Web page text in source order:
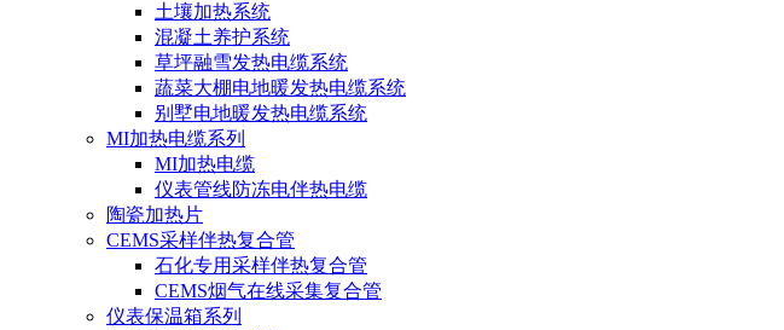
土壤加热系统
混凝土养护系统
草坪融雪发热电缆系统
蔬菜大棚电地暖发热电缆系统
别墅电地暖发热电缆系统
MI加热电缆系列
MI加热电缆
仪表管线防冻电伴热电缆
陶瓷加热片
CEMS采样伴热复合管
石化专用采样伴热复合管
CEMS烟气在线采集复合管
仪表保温箱系列